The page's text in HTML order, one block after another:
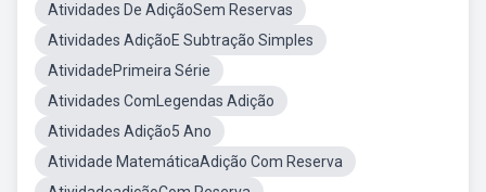
Atividades De AdiçãoSem Reservas
Atividades AdiçãoE Subtração Simples
AtividadePrimeira Série
Atividades ComLegendas Adição
Atividades Adição5 Ano
Atividade MatemáticaAdição Com Reserva